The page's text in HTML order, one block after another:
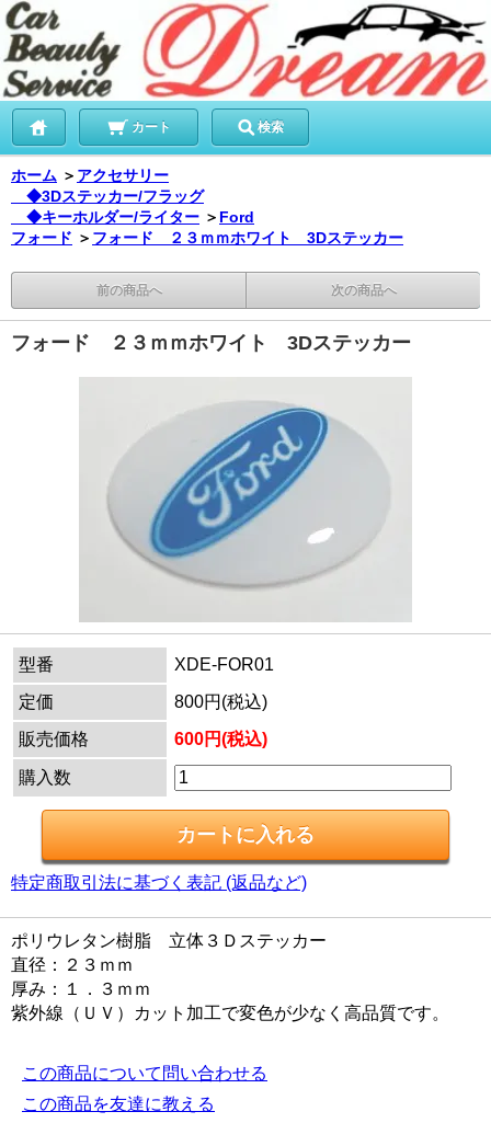
カート 検索
ホーム ＞ アクセサリー
◆3Dステッカー/フラッグ
◆キーホルダー/ライター ＞ Ford
フォード ＞ フォード ２３ｍｍホワイト 3Dステッカー
前の商品へ 次の商品へ
フォード ２３ｍｍホワイト 3Dステッカー
型番
XDE-FOR01
定価
800円(税込)
販売価格
600円(税込)
購入数
特定商取引法に基づく表記 (返品など)
ポリウレタン樹脂 立体３Ｄステッカー
直径：２３ｍｍ
厚み：１．３ｍｍ
紫外線（ＵＶ）カット加工で変色が少なく高品質です。
この商品について問い合わせる
この商品を友達に教える